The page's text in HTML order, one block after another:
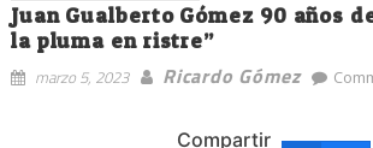
Juan Gualberto Gómez 90 años
la pluma en ristre”
marzo 5, 2023 Ricardo Gómez
Compartir